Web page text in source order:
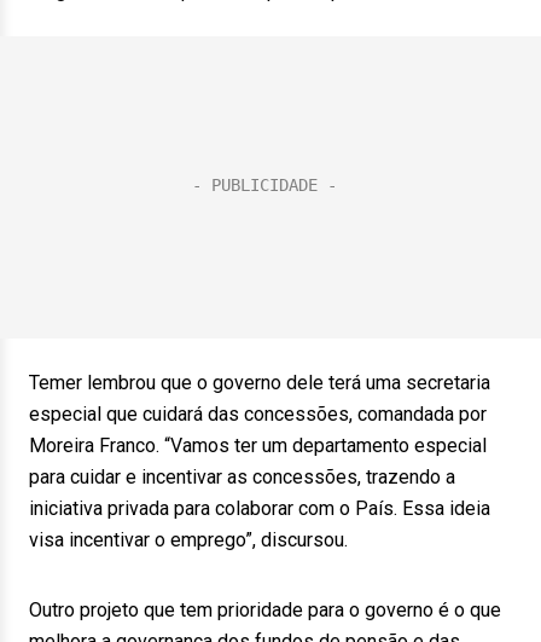
Temer lembrou que o governo dele terá uma secretaria
especial que cuidará das concessões, comandada por
Moreira Franco. “Vamos ter um departamento especial
para cuidar e incentivar as concessões, trazendo a
iniciativa privada para colaborar com o País. Essa ideia
visa incentivar o emprego”, discursou.
Outro projeto que tem prioridade para o governo é o que